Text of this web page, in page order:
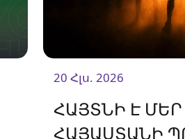
20 Հլս. 2026
ՀԱՅՏՆԻ Է
ՀԱՅԱՍՏԱՆԻ